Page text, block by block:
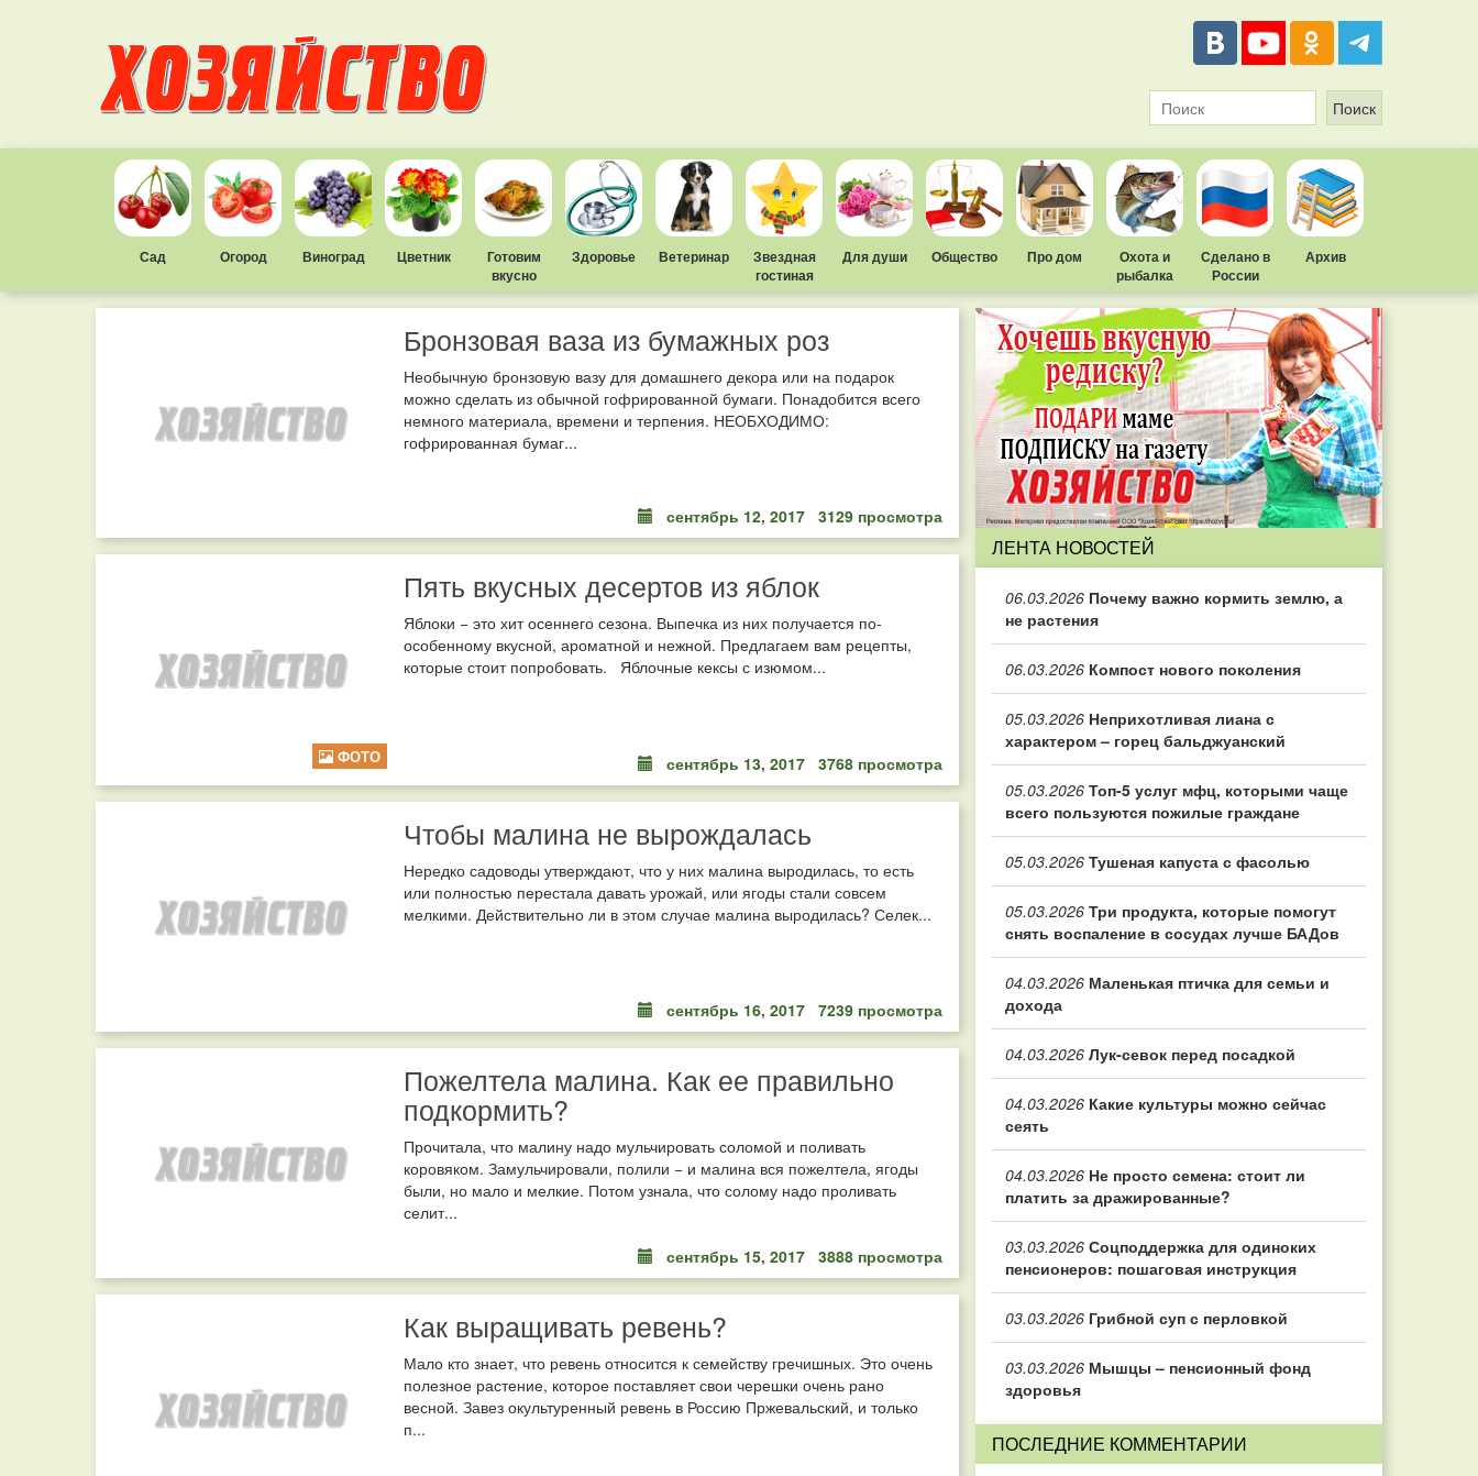
Сад Огород Виноград Цветник
Готовим
вкусно
Здоровье Ветеринар
Звездная
гостиная
Для души Общество Про дом
Охота и
рыбалка
Сделано в
России
Архив
Бронзовая ваза из бумажных роз
Необычную бронзовую вазу для домашнего декора или на подарок
можно сделать из обычной гофрированной бумаги. Понадобится всего
немного материала, времени и терпения. НЕОБХОДИМО:
гофрированная бумаг...
сентябрь 12, 2017 3129 просмотра
ФОТО
Пять вкусных десертов из яблок
Яблоки − это хит осеннего сезона. Выпечка из них получается по-
особенному вкусной, ароматной и нежной. Предлагаем вам рецепты,
которые стоит попробовать. Яблочные кексы с изюмом...
сентябрь 13, 2017 3768 просмотра
Чтобы малина не вырождалась
Нередко садоводы утверждают, что у них малина выродилась, то есть
или полностью перестала давать урожай, или ягоды стали совсем
мелкими. Действительно ли в этом случае малина выродилась? Селек...
сентябрь 16, 2017 7239 просмотра
Пожелтела малина. Как ее правильно
подкормить?
Прочитала, что малину надо мульчировать соломой и поливать
коровяком. Замульчировали, полили − и малина вся пожелтела, ягоды
были, но мало и мелкие. Потом узнала, что солому надо проливать
селит...
сентябрь 15, 2017 3888 просмотра
Как выращивать ревень?
Мало кто знает, что ревень относится к семейству гречишных. Это очень
полезное растение, которое поставляет свои черешки очень рано
весной. Завез окультуренный ревень в Россию Пржевальский, и только
п...
ЛЕНТА НОВОСТЕЙ
06.03.2026 Почему важно кормить землю, а
не растения
06.03.2026 Компост нового поколения
05.03.2026 Неприхотливая лиана с
характером – горец бальджуанский
05.03.2026 Топ‑5 услуг мфц, которыми чаще
всего пользуются пожилые граждане
05.03.2026 Тушеная капуста с фасолью
05.03.2026 Три продукта, которые помогут
снять воспаление в сосудах лучше БАДов
04.03.2026 Маленькая птичка для семьи и
дохода
04.03.2026 Лук-севок перед посадкой
04.03.2026 Какие культуры можно сейчас
сеять
04.03.2026 Не просто семена: стоит ли
платить за дражированные?
03.03.2026 Соцподдержка для одиноких
пенсионеров: пошаговая инструкция
03.03.2026 Грибной суп с перловкой
03.03.2026 Мышцы – пенсионный фонд
здоровья
ПОСЛЕДНИЕ КОММЕНТАРИИ